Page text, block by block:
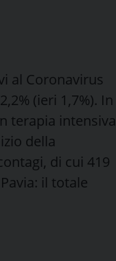
al Coronavirus
(ieri 1,7%). In
terapia intensiva
della
di cui 419
il totale